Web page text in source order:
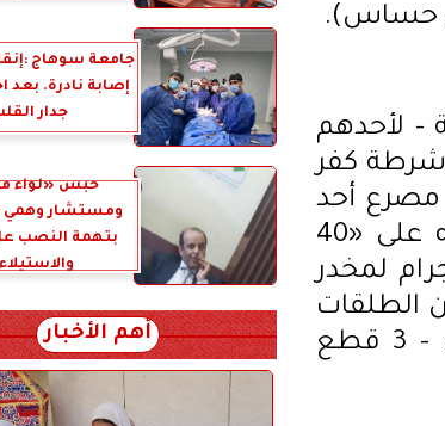
«4 عناصر إجرامية – لأحدهم
شرطة كفر
مصرع أحد
العناصر وإصابة آخر، وضبط أحد عناصر التشكيل، وعُثر بحوزته على «40
كيلوجرام لمخدر
2 طبنجة - عدد من الطلقات
النارية مختلفة الأعيرة – 2 دراجة نارية دون لوحات – مبلغ مالي – 3 قطع
جامعة سوهاج
إصابة نادرة. بعد
جدار
حبس «لواء
بتهمة النصب
أهم الأخبار